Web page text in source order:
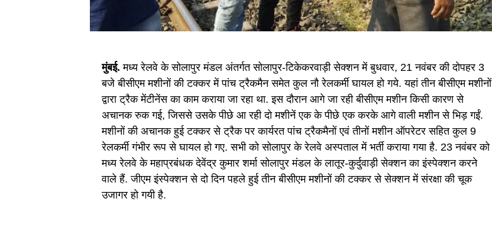
मुंबई. मध्य रेलवे के सोलापुर मंडल अंतर्गत सोलापुर-टिकेकरवाड़ी सेक्शन में बुधवार, 21 नवंबर की दोपहर 3
बजे बीसीएम मशीनों की टक्कर में पांच ट्रैकमैन समेत कुल नौ रेलकर्मी घायल हो गये. यहां तीन बीसीएम मशीनों
द्वारा ट्रैक मेंटीनेंस का काम कराया जा रहा था. इस दौरान आगे जा रही बीसीएम मशीन किसी कारण से
अचानक रुक गई, जिससे उसके पीछे आ रही दो मशीनें एक के पीछे एक करके आगे वाली मशीन से भिड़ गईं.
मशीनों की अचानक हुई टक्कर से ट्रैक पर कार्यरत पांच ट्रैकमैनों एवं तीनों मशीन ऑपरेटर सहित कुल 9
रेलकर्मी गंभीर रूप से घायल हो गए. सभी को सोलापुर के रेलवे अस्पताल में भर्ती कराया गया है. 23 नवंबर को
मध्य रेलवे के महाप्रबंधक देवेंद्र कुमार शर्मा सोलापुर मंडल के लातूर-कुर्दुवाड़ी सेक्शन का इंस्पेक्शन करने
वाले हैं. जीएम इंस्पेक्शन से दो दिन पहले हुई तीन बीसीएम मशीनों की टक्कर से सेक्शन में संरक्षा की चूक
उजागर हो गयी है.